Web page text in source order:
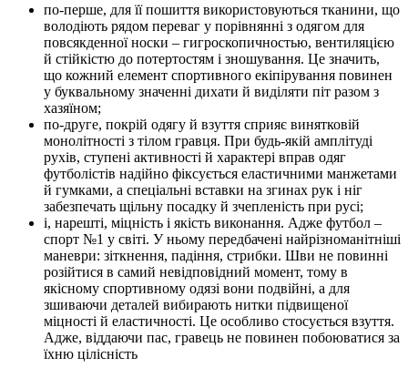
по-перше, для її пошиття використовуються тканини, що
володіють рядом переваг у порівнянні з одягом для
повсякденної носки – гигроскопичностью, вентиляцією
й стійкістю до потертостям і зношування. Це значить,
що кожний елемент спортивного екіпірування повинен
у буквальному значенні дихати й виділяти піт разом з
хазяїном;
по-друге, покрій одягу й взуття сприяє винятковій
монолітності з тілом гравця. При будь-якій амплітуді
рухів, ступені активності й характері вправ одяг
футболістів надійно фіксується еластичними манжетами
й гумками, а спеціальні вставки на згинах рук і ніг
забезпечать щільну посадку й зчепленість при русі;
і, нарешті, міцність і якість виконання. Адже футбол –
спорт №1 у світі. У ньому передбачені найрізноманітніші
маневри: зіткнення, падіння, стрибки. Шви не повинні
розійтися в самий невідповідний момент, тому в
якісному спортивному одязі вони подвійні, а для
зшиваючи деталей вибирають нитки підвищеної
міцності й еластичності. Це особливо стосується взуття.
Адже, віддаючи пас, гравець не повинен побоюватися за
їхню цілісність